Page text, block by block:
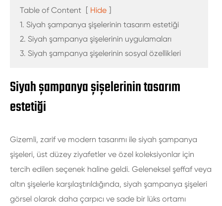
Table of Content [ Hide ]
1. Siyah şampanya şişelerinin tasarım estetiği
2. Siyah şampanya şişelerinin uygulamaları
3. Siyah şampanya şişelerinin sosyal özellikleri
Siyah şampanya şişelerinin tasarım
estetiği
Gizemli, zarif ve modern tasarımı ile siyah şampanya
şişeleri, üst düzey ziyafetler ve özel koleksiyonlar için
tercih edilen seçenek haline geldi. Geleneksel şeffaf veya
altın şişelerle karşılaştırıldığında, siyah şampanya şişeleri
görsel olarak daha çarpıcı ve sade bir lüks ortamı